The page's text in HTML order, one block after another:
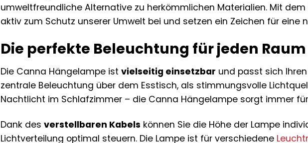
umweltfreundliche Alternative zu herkömmlichen Materialien. Mit
aktiv zum Schutz unserer Umwelt bei und setzen ein Zeichen für eine
Die perfekte Beleuchtung für jeden Raum
Die Canna Hängelampe istvielseitig einsetzbar und passt sich
zentrale Beleuchtung über dem Esstisch, als stimmungsvolle
Nachtlicht im Schlafzimmer – die Canna Hängelampe sorgt immer
Dank desverstellbaren Kabels können Sie die Höhe der Lampe
Lichtverteilung optimal steuern. Die Lampe ist für verschiedene